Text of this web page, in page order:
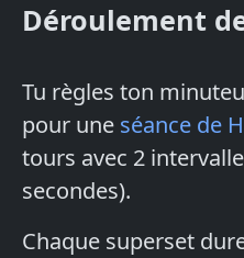
Déroulement
Tu règles ton
pour une séance de
tours avec 2
secondes).
Chaque superset